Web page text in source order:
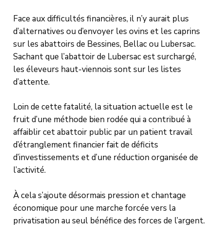
Face aux difficultés financières, il n’y aurait plus
d’alternatives ou d’envoyer les ovins et les caprins
sur les abattoirs de Bessines, Bellac ou Lubersac.
Sachant que l’abattoir de Lubersac est surchargé,
les éleveurs haut-viennois sont sur les listes
d’attente.
Loin de cette fatalité, la situation actuelle est le
fruit d’une méthode bien rodée qui a contribué à
affaiblir cet abattoir public par un patient travail
d’étranglement financier fait de déficits
d’investissements et d’une réduction organisée de
l’activité.
À cela s’ajoute désormais pression et chantage
économique pour une marche forcée vers la
privatisation au seul bénéfice des forces de l’argent.